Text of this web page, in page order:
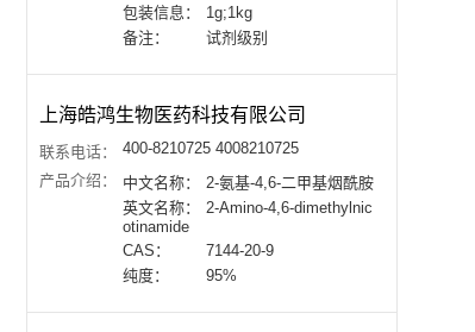
包装信息：
1g;1kg
备注：
试剂级别
上海皓鸿生物医药科技有限公司
联系电话：
400-8210725 4008210725
产品介绍：
中文名称：
2-氨基-4,6-二甲基烟酰胺
英文名称：
2-Amino-4,6-dimethylnic
otinamide
CAS：
7144-20-9
纯度：
95%